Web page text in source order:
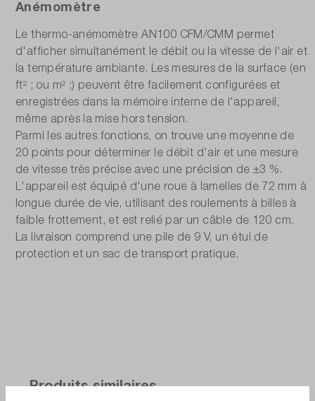
Anémomètre
Le thermo-anémomètre AN100 CFM/CMM permet
d'afficher simultanément le débit ou la vitesse de l'air et
la température ambiante. Les mesures de la surface (en
ft² ; ou m² ;) peuvent être facilement configurées et
enregistrées dans la mémoire interne de l'appareil,
même après la mise hors tension.
Parmi les autres fonctions, on trouve une moyenne de
20 points pour déterminer le débit d'air et une mesure
de vitesse très précise avec une précision de ±3 %.
L'appareil est équipé d'une roue à lamelles de 72 mm à
longue durée de vie, utilisant des roulements à billes à
faible frottement, et est relié par un câble de 120 cm.
La livraison comprend une pile de 9 V, un étui de
protection et un sac de transport pratique.
Produits similaires